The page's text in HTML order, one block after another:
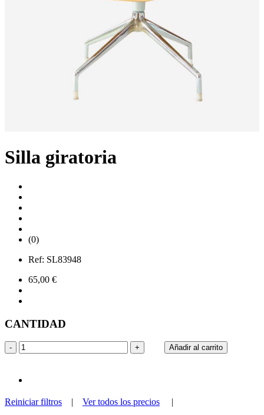
Silla giratoria
(0)
Ref: SL83948
65,00 €
CANTIDAD
- + Añadir al carrito
Reiniciar filtros | Ver todos los precios |